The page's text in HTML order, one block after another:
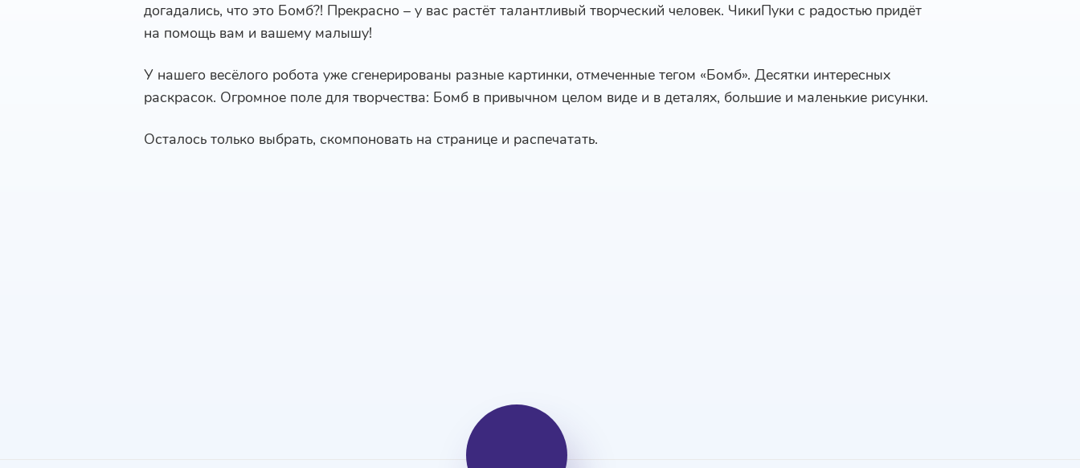
догадались, что это Бомб?! Прекрасно – у вас растёт талантливый творческий человек. ЧикиПуки с радостью придёт
на помощь вам и вашему малышу!
У нашего весёлого робота уже сгенерированы разные картинки, отмеченные тегом «Бомб». Десятки интересных
раскрасок. Огромное поле для творчества: Бомб в привычном целом виде и в деталях, большие и маленькие рисунки.
Осталось только выбрать, скомпоновать на странице и распечатать.